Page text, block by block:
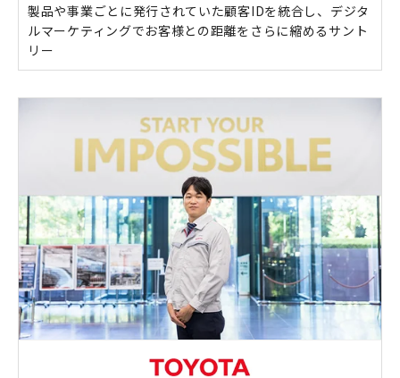
製品や事業ごとに発行されていた顧客IDを統合し、デジタ
ルマーケティングでお客様との距離をさらに縮めるサント
リー